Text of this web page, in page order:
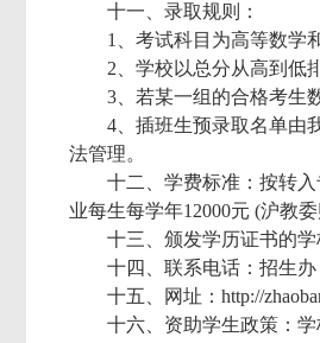
十一、录取规则：
1、考试科目为高等数学
2、学校以总分从高到低
3、若某一组的合格考生
4、插班生预录取名单由
法管理。
十二、学费标准：按转
业每生每学年12000元 (沪教
十三、颁发学历证书的
十四、联系电话：招生办
十五、网址：http://
十六、资助学生政策：